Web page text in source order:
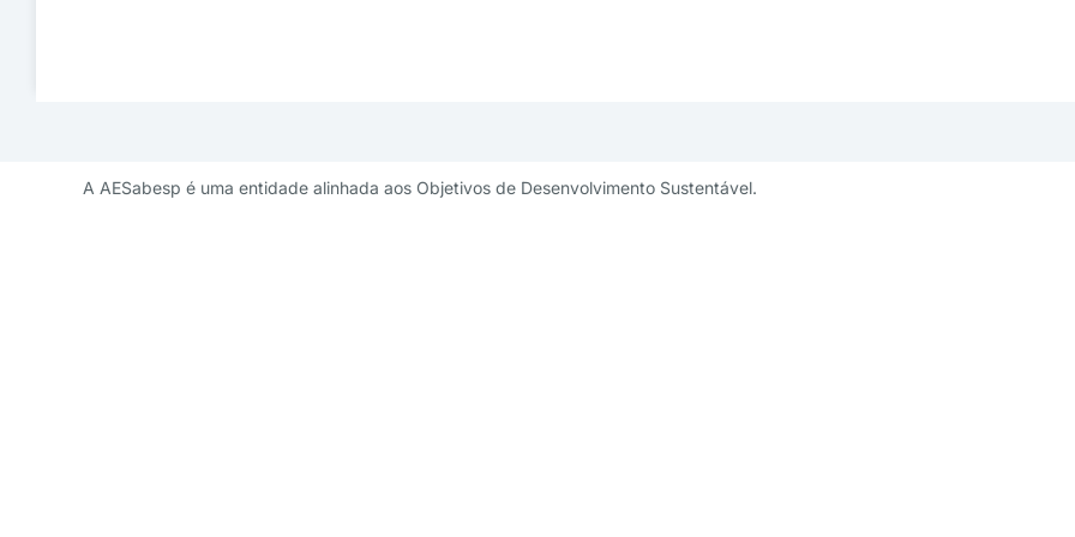
A AESabesp é uma entidade alinhada aos Objetivos de Desenvolvimento Sustentável.